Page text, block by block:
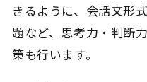
きるように、会話文形
題など、思考力・判断
策も行います。